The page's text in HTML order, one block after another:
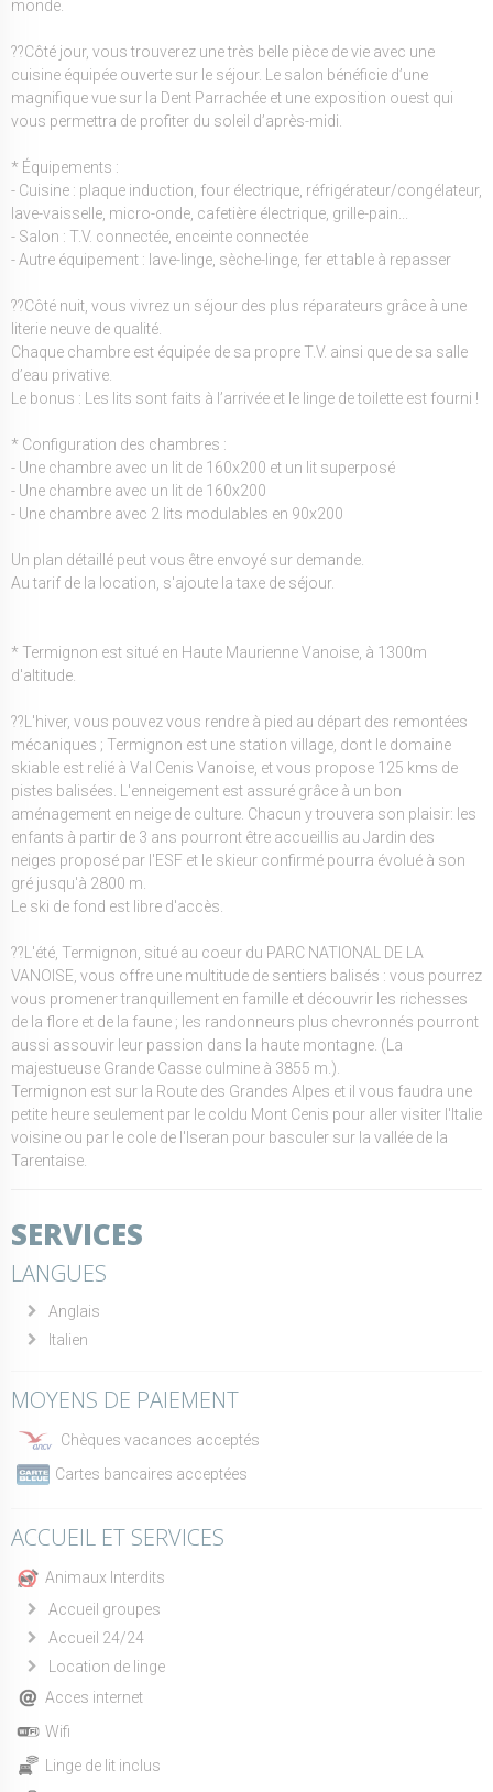
monde.
??Côté jour, vous trouverez une très belle pièce de vie avec une
cuisine équipée ouverte sur le séjour. Le salon bénéficie d’une
magnifique vue sur la Dent Parrachée et une exposition ouest qui
vous permettra de profiter du soleil d’après-midi.
* Équipements :
- Cuisine : plaque induction, four électrique, réfrigérateur/congélateur,
lave-vaisselle, micro-onde, cafetière électrique, grille-pain...
- Salon : T.V. connectée, enceinte connectée
- Autre équipement : lave-linge, sèche-linge, fer et table à repasser
??Côté nuit, vous vivrez un séjour des plus réparateurs grâce à une
literie neuve de qualité.
Chaque chambre est équipée de sa propre T.V. ainsi que de sa salle
d’eau privative.
Le bonus : Les lits sont faits à l’arrivée et le linge de toilette est fourni !
* Configuration des chambres :
- Une chambre avec un lit de 160x200 et un lit superposé
- Une chambre avec un lit de 160x200
- Une chambre avec 2 lits modulables en 90x200
Un plan détaillé peut vous être envoyé sur demande.
Au tarif de la location, s'ajoute la taxe de séjour.
* Termignon est situé en Haute Maurienne Vanoise, à 1300m
d'altitude.
??L'hiver, vous pouvez vous rendre à pied au départ des remontées
mécaniques ; Termignon est une station village, dont le domaine
skiable est relié à Val Cenis Vanoise, et vous propose 125 kms de
pistes balisées. L'enneigement est assuré grâce à un bon
aménagement en neige de culture. Chacun y trouvera son plaisir: les
enfants à partir de 3 ans pourront être accueillis au Jardin des
neiges proposé par l'ESF et le skieur confirmé pourra évolué à son
gré jusqu'à 2800 m.
Le ski de fond est libre d'accès.
??L'été, Termignon, situé au coeur du PARC NATIONAL DE LA
VANOISE, vous offre une multitude de sentiers balisés : vous pourrez
vous promener tranquillement en famille et découvrir les richesses
de la flore et de la faune ; les randonneurs plus chevronnés pourront
aussi assouvir leur passion dans la haute montagne. (La
majestueuse Grande Casse culmine à 3855 m.).
Termignon est sur la Route des Grandes Alpes et il vous faudra une
petite heure seulement par le coldu Mont Cenis pour aller visiter l'Italie
voisine ou par le cole de l'Iseran pour basculer sur la vallée de la
Tarentaise.
SERVICES
LANGUES
Anglais
Italien
MOYENS DE PAIEMENT
Chèques vacances acceptés
Cartes bancaires acceptées
ACCUEIL ET SERVICES
Animaux Interdits
Accueil groupes
Accueil 24/24
Location de linge
Acces internet
Wifi
Linge de lit inclus